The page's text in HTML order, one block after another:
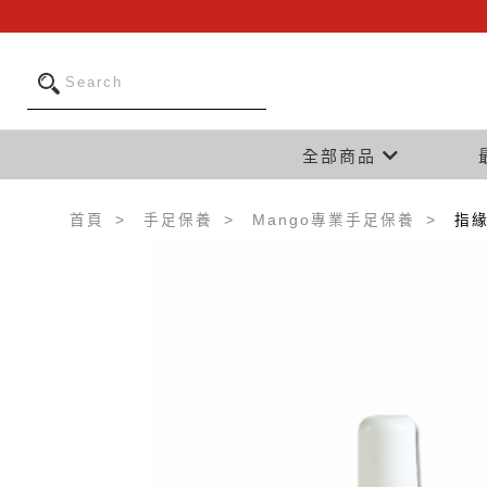
全部商品
首頁 手足保養 Mango專業手足保養 指